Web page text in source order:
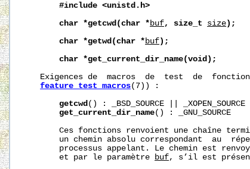
#include <unistd.h>
char *getcwd(char * buf, size_t size);
char *getwd(char * buf);
char *get_current_dir_name(void);
Exigences de  macros  de  test  de
feature_test_macros(7)) :
getcwd () : _BSD_SOURCE ||
get_current_dir_name() : _GNU_SOURCE
Ces fonctions renvoient une chaîne
un chemin absolu correspondant  au
processus appelant. Le chemin est
       et par le paramètre
buf, s’il est